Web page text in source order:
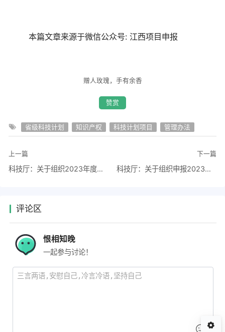
本篇文章来源于微信公众号: 江西项目申报
赠人玫瑰，手有余香
赞赏
省级科技计划 知识产权 科技计划项目 管理办法
上一篇
科技厅：关于组织2023年度江西省自然科学基金项目申报工作的通知
下一篇
科技厅：关于组织申报2023年度省级科技企业孵化器认定、众创空间备案的通知
评论区
恨相知晚
一起参与讨论！